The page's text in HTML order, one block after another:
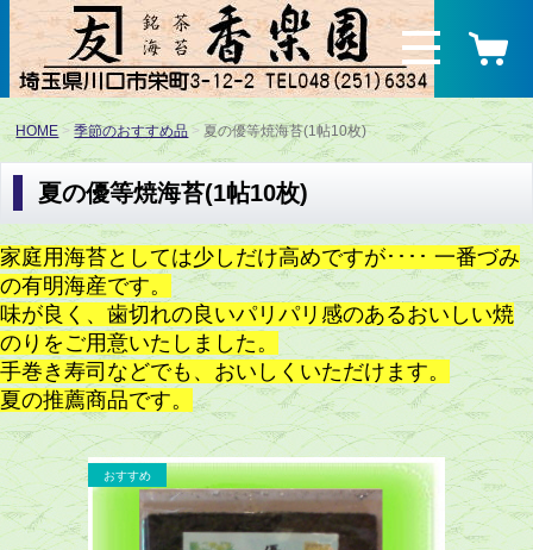
HOME 季節のおすすめ品 夏の優等焼海苔(1帖10枚)
夏の優等焼海苔(1帖10枚)
家庭用海苔としては少しだけ高めですが････ 一番づみ
の有明海産です。
味が良く、歯切れの良いパリパリ感のあるおいしい焼
のりをご用意いたしました。
手巻き寿司などでも、おいしくいただけます。
夏の推薦商品です。